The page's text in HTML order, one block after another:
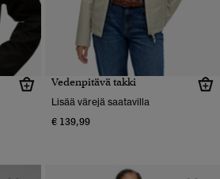
Vedenpitävä takki
Lisää värejä saatavilla
€ 139,99